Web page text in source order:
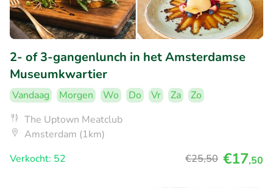
2- of 3-gangenlunch in het Amsterdamse
Museumkwartier
Vandaag Morgen Wo Do Vr Za
Zo
The Uptown Meatclub
Amsterdam (1km)
Verkocht: 52
€25,50 €17,50